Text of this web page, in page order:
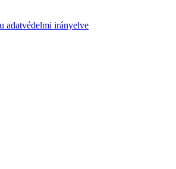
adatvédelmi irányelve